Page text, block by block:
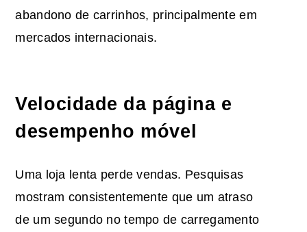
abandono de carrinhos, principalmente em
mercados internacionais.
Velocidade da página e
desempenho móvel
Uma loja lenta perde vendas. Pesquisas
mostram consistentemente que um atraso
de um segundo no tempo de carregamento